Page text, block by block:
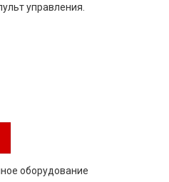
управления.
оборудование